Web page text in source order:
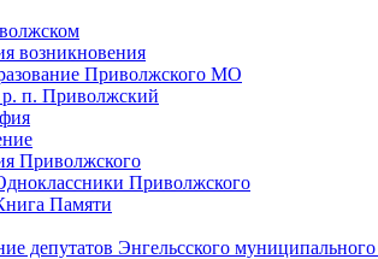
возникновения
Приволжского МО
п. Приволжский
Приволжского
Приволжского
Памяти
депутатов Энгельсского